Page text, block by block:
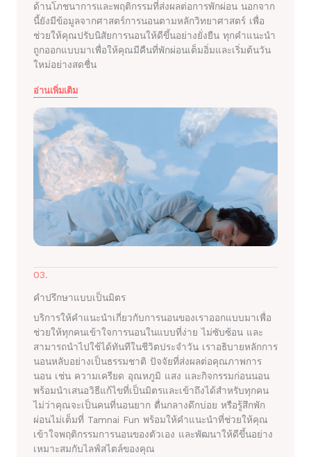
ด้านโภชนาการและพฤติกรรมที่ส่งผลต่อการพักผ่อน นอกจาก
นี้ยังมีข้อมูลจากศาสตร์การนอนตามหลักวิทยาศาสตร์ เพื่อ
ช่วยให้คุณปรับนิสัยการนอนให้ดีขึ้นอย่างยั่งยืน ทุกคำแนะนำ
ถูกออกแบบมาเพื่อให้คุณมีคืนที่พักผ่อนเต็มอิ่มและเริ่มต้นวัน
ใหม่อย่างสดชื่น
อ่านเพิ่มเติม
03.
คำปรึกษาแบบเป็นมิตร
บริการให้คำแนะนำเกี่ยวกับการนอนของเราออกแบบมาเพื่อ
ช่วยให้ทุกคนเข้าใจการนอนในแบบที่ง่าย ไม่ซับซ้อน และ
สามารถนำไปใช้ได้ทันทีในชีวิตประจำวัน เราอธิบายหลักการ
นอนหลับอย่างเป็นธรรมชาติ ปัจจัยที่ส่งผลต่อคุณภาพการ
นอน เช่น ความเครียด อุณหภูมิ แสง และกิจกรรมก่อนนอน
พร้อมนำเสนอวิธีแก้ไขที่เป็นมิตรและเข้าถึงได้สำหรับทุกคน
ไม่ว่าคุณจะเป็นคนที่นอนยาก ตื่นกลางดึกบ่อย หรือรู้สึกพัก
ผ่อนไม่เต็มที่ Tamnai Fun พร้อมให้คำแนะนำที่ช่วยให้คุณ
เข้าใจพฤติกรรมการนอนของตัวเอง และพัฒนาให้ดีขึ้นอย่าง
เหมาะสมกับไลฟ์สไตล์ของคุณ